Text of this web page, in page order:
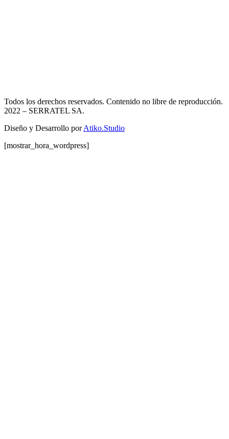
Todos los derechos reservados. Contenido no libre de reproducción.
2022 – SERRATEL SA.
Diseño y Desarrollo porAtiko.Studio
[mostrar_hora_wordpress]